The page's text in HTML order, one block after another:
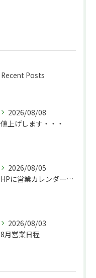
Recent Posts
2026/08/08
値上げします・・・
2026/08/05
HPに営業カレンダーを追加しました！
2026/08/03
8月営業日程